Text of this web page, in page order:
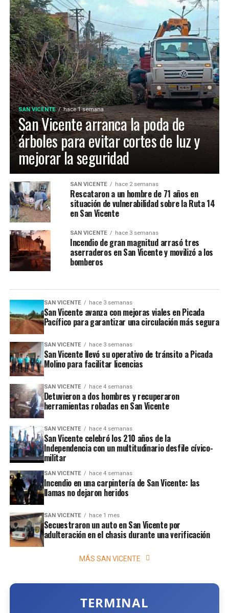
SAN VICENTE hace 1 semana
San Vicente arranca la poda de
árboles para evitar cortes de luz y
mejorar la seguridad
SAN VICENTE hace 2 semanas
Rescataron a un hombre de 71 años en
situación de vulnerabilidad sobre la Ruta 14
en San Vicente
SAN VICENTE hace 3 semanas
Incendio de gran magnitud arrasó tres
aserraderos en San Vicente y movilizó a los
bomberos
SAN VICENTE hace 3 semanas
San Vicente avanza con mejoras viales en Picada
Pacífico para garantizar una circulación más segura
SAN VICENTE hace 3 semanas
San Vicente llevó su operativo de tránsito a Picada
Molino para facilitar licencias
SAN VICENTE hace 4 semanas
Detuvieron a dos hombres y recuperaron
herramientas robadas en San Vicente
SAN VICENTE hace 4 semanas
San Vicente celebró los 210 años de la
Independencia con un multitudinario desfile cívico-
militar
SAN VICENTE hace 4 semanas
Incendio en una carpintería de San Vicente: las
llamas no dejaron heridos
SAN VICENTE hace 1 mes
Secuestraron un auto en San Vicente por
adulteración en el chasis durante una verificación
MÁS SAN VICENTE
TERMINAL